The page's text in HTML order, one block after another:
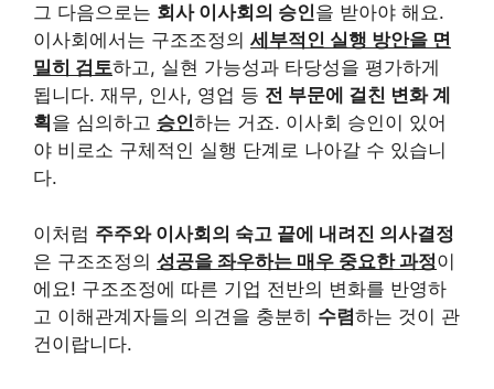
그 다음으로는 회사 이사회의 승인을 받아야 해요.
이사회에서는 구조조정의 세부적인 실행 방안을 면
밀히 검토하고, 실현 가능성과 타당성을 평가하게
됩니다. 재무, 인사, 영업 등 전 부문에 걸친 변화 계
획 을 심의하고 승인하는 거죠. 이사회 승인이 있어
야 비로소 구체적인 실행 단계로 나아갈 수 있습니
다.
이처럼 주주와 이사회의 숙고 끝에 내려진 의사결정
은 구조조정의 성공을 좌우하는 매우 중요한 과정이
에요! 구조조정에 따른 기업 전반의 변화를 반영하
고 이해관계자들의 의견을 충분히 수렴하는 것이 관
건이랍니다.